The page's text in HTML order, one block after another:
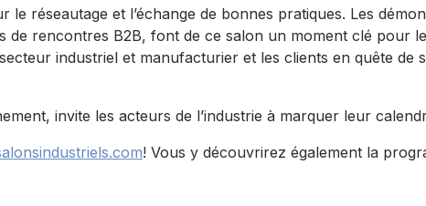
réseautage et l’échange de bonnes pratiques. Les
de rencontres B2B, font de ce salon un moment clé pour
industriel et manufacturier et les clients en quête de
invite les acteurs de l’industrie à marquer leur
! Vous y découvrirez également la